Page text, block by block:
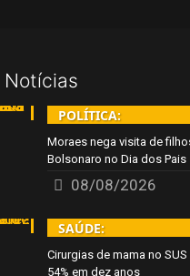
Notícias
POLÍTICA:
Moraes nega visita de
Bolsonaro no Dia dos Pais
08/08/2026
SAÚDE:
Cirurgias de mama no
54% em dez anos